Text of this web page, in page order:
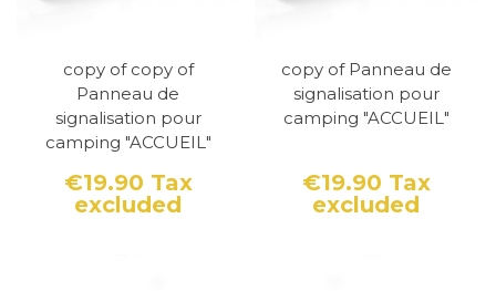
copy of copy of
Panneau de
signalisation pour
camping "ACCUEIL"
Price
€19.90 Tax
excluded
copy of Panneau de
signalisation pour
camping "ACCUEIL"
Price
€19.90 Tax
excluded